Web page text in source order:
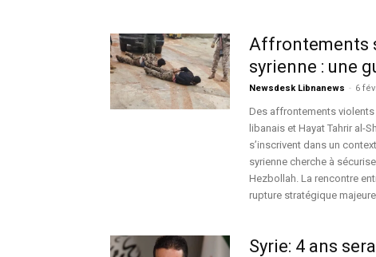
Affrontements
syrienne : une
Newsdesk Libnanews - 6
Des affrontements violents
libanais et Hayat Tahrir al-
s’inscrivent dans un
syrienne cherche à
Hezbollah. La rencontre
rupture stratégique
Syrie: 4 ans